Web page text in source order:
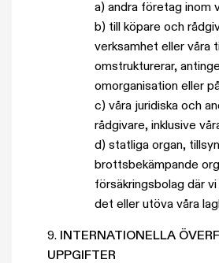
a) andra företag inom
b) till köpare och
verksamhet eller våra
omstrukturerar,
omorganisation eller
c) våra juridiska och
rådgivare, inklusive
d) statliga organ,
brottsbekämpande
försäkringsbolag där
det eller utöva våra
9. INTERNATIONELLA
UPPGIFTER